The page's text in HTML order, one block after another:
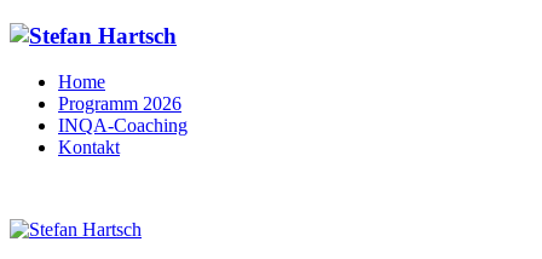
Home
Programm 2026
INQA-Coaching
Kontakt